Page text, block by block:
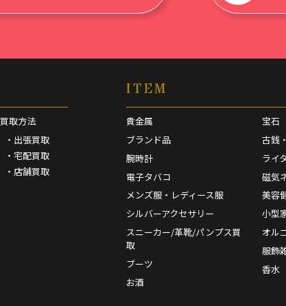
買取方法
・出張買取
・宅配買取
・店舗買取
ITEM
貴金属
ブランド品
腕時計
電子タバコ
メンズ服・レディース服
シルバーアクセサリー
スニーカー/革靴/パンプス買
取
ブーツ
お酒
宝石
古銭
ライ
磁気
美容
小型
オル
服飾
香水